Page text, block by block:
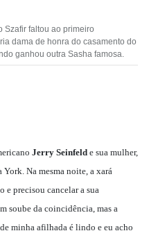
Szafir faltou ao primeiro
dama de honra do casamento do
ganhou outra Sasha famosa.
Jerry Seinfeld e sua mulher,
York. Na mesma noite, a xará
e precisou cancelar a sua
soube da coincidência, mas a
minha afilhada é lindo e eu acho